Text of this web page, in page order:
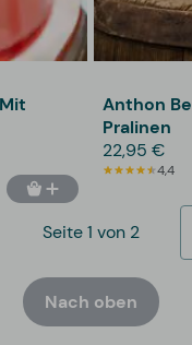
Anthon
Pralinen
22,95 €
4,4
Seite 1 von 2
Nach oben